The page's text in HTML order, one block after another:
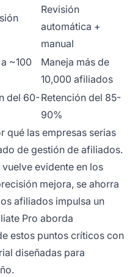
Revisión
automática +
manual
~100
Maneja más de
10,000 afiliados
del 60-Retención del 85-
90%
qué las empresas serias
de gestión de afiliados.
evidente en los
mejora, se ahorra
afiliados impulsa un
Pro aborda
estos puntos críticos con
diseñadas para